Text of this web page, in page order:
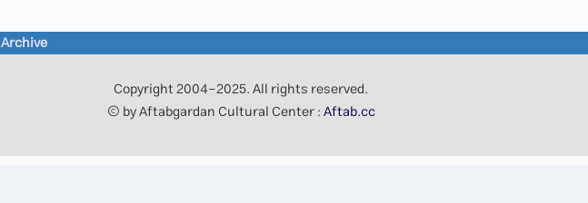
Archive
Copyright 2004-2025. All rights reserved.
© by Aftabgardan Cultural Center :Aftab.cc